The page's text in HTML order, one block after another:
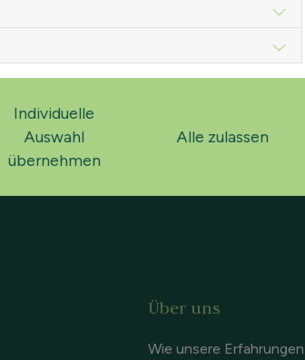
Über uns
Wie unsere
Individuelle
Auswahl
übernehmen
Alle zulassen